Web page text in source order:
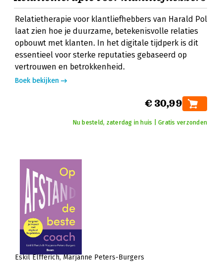
Relatietherapie voor klantliefhebbers van Harald Pol
laat zien hoe je duurzame, betekenisvolle relaties
opbouwt met klanten. In het digitale tijdperk is dit
essentieel voor sterke reputaties gebaseerd op
vertrouwen en betrokkenheid.
Boek bekijken
€ 30,99
Nu besteld, zaterdag in huis | Gratis verzonden
Eskil Elfferich Marjanne Peters-Burgers